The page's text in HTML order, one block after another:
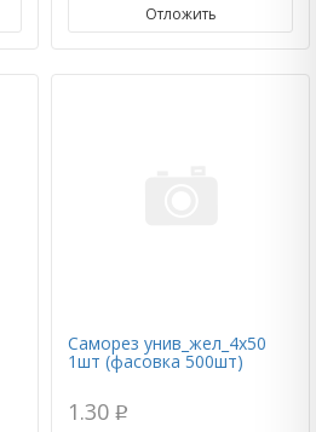
Отложить
Саморез унив_жел_4х50
1шт (фасовка 500шт)
1.30 p